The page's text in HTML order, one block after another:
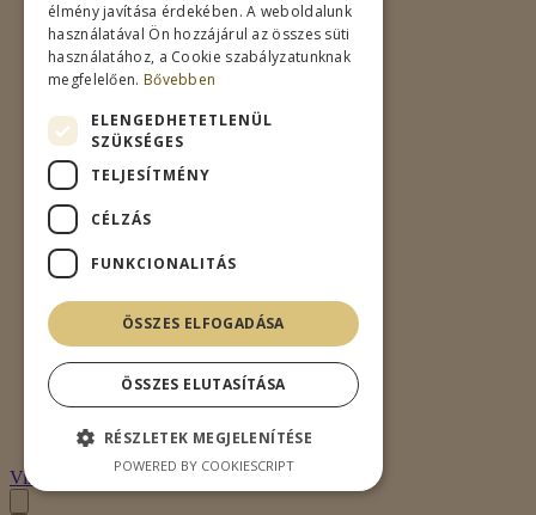
Villámnézet
élmény javítása érdekében. A weboldalunk
használatával Ön hozzájárul az összes süti
használatához, a Cookie szabályzatunknak
megfelelően. Bővebben
ELENGEDHETETLENÜL
SZÜKSÉGES
TELJESÍTMÉNY
CÉLZÁS
FUNKCIONALITÁS
ÖSSZES ELFOGADÁSA
ÖSSZES ELUTASÍTÁSA
RÉSZLETEK MEGJELENÍTÉSE
POWERED BY COOKIESCRIPT